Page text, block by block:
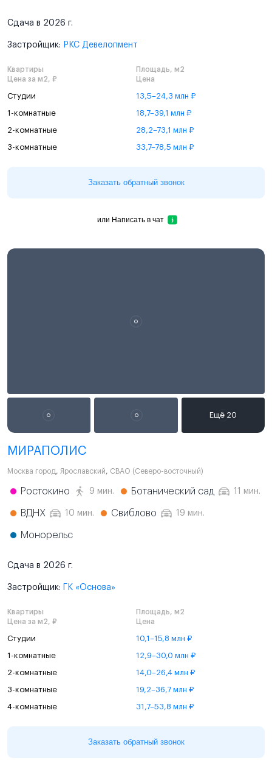
Сдача в 2026 г.
Застройщик: РКС Девелопмент
Квартиры
Площадь, м2
Цена за м2, ₽
Цена
Студии 13,5–24,3 млн ₽
1-комнатные 18,7–39,1 млн ₽
2-комнатные 28,2–73,1 млн ₽
3-комнатные 33,7–78,5 млн ₽
Заказать обратный звонок
или Написать в чат
МИРАПОЛИС
Москва город, Ярославский, СВАО (Северо-восточный)
Ростокино 9 мин. Ботанический сад 11 мин.
ВДНХ 10 мин. Свиблово 19 мин.
Монорельс
Сдача в 2026 г.
Застройщик: ГК «Основа»
Квартиры
Площадь, м2
Цена за м2, ₽
Цена
Студии 10,1–15,8 млн ₽
1-комнатные 12,9–30,0 млн ₽
2-комнатные 14,0–26,4 млн ₽
3-комнатные 19,2–36,7 млн ₽
4-комнатные 31,7–53,8 млн ₽
Заказать обратный звонок